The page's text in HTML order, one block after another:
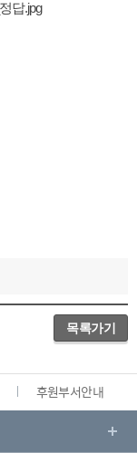
목록가기
후원부서안내